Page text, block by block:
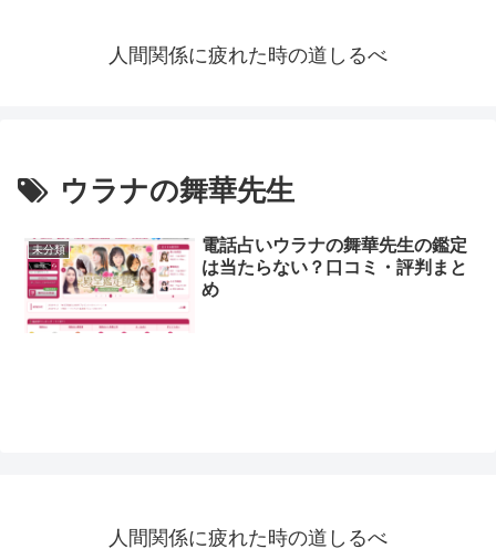
人間関係に疲れた時の道しるべ
ウラナの舞華先生
未分類
電話占いウラナの舞華先生の鑑定
は当たらない？口コミ・評判まと
め
人間関係に疲れた時の道しるべ